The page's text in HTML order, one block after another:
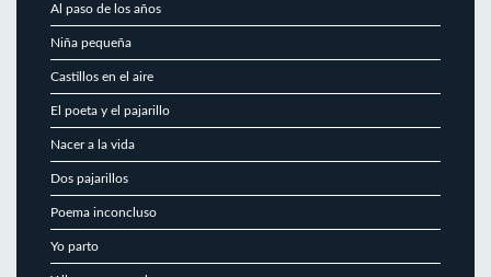
Al paso de los años
Niña pequeña
Castillos en el aire
El poeta y el pajarillo
Nacer a la vida
Dos pajarillos
Poema inconcluso
Yo parto